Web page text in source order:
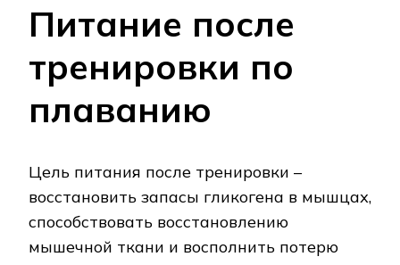
Питание после
тренировки по
плаванию
Цель питания после тренировки –
восстановить запасы гликогена в мышцах,
способствовать восстановлению
мышечной ткани и восполнить потерю